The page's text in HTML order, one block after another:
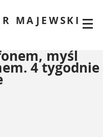
MAJEWSKI
myśl
4 tygodnie